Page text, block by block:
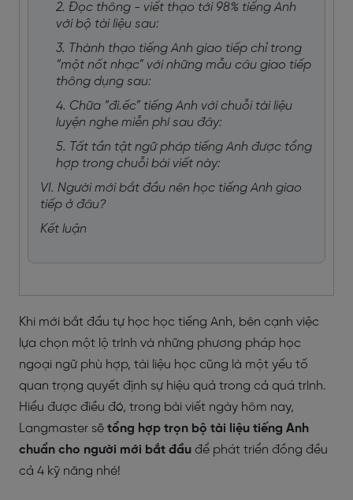
2. Đọc thông - viết thạo tới 98% tiếng Anh
với bộ tài liệu sau:
3. Thành thạo tiếng Anh giao tiếp chỉ trong
“một nốt nhạc” với những mẫu câu giao tiếp
thông dụng sau:
4. Chữa “đi.ếc” tiếng Anh với chuỗi tài liệu
luyện nghe miễn phí sau đây:
5. Tất tần tật ngữ pháp tiếng Anh được tổng
hợp trong chuỗi bài viết này:
VI. Người mới bắt đầu nên học tiếng Anh giao
tiếp ở đâu?
Kết luận
Khi mới bắt đầu tự học học tiếng Anh, bên cạnh việc
lựa chọn một lộ trình và những phương pháp học
ngoại ngữ phù hợp, tài liệu học cũng là một yếu tố
quan trọng quyết định sự hiệu quả trong cả quá trình.
Hiểu được điều đó, trong bài viết ngày hôm nay,
Langmaster sẽ tổng hợp trọn bộ tài liệu tiếng Anh
chuẩn cho người mới bắt đầu để phát triển đồng đều
cả 4 kỹ năng nhé!